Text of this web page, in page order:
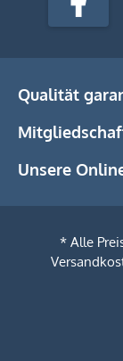
Media
Qualität
Unsere
* Alle